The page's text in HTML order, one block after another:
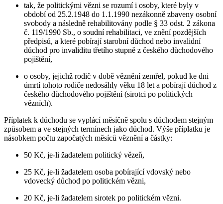
tak, že politickými vězni se rozumí i osoby, které byly v
období od 25.2.1948 do 1.1.1990 nezákonně zbaveny osobní
svobody a následně rehabilitovány podle § 33 odst. 2 zákona
č. 119/1990 Sb., o soudní rehabilitaci, ve znění pozdějších
předpisů, a které pobírají starobní důchod nebo invalidní
důchod pro invaliditu třetího stupně z českého důchodového
pojištění,
o osoby, jejichž rodič v době věznění zemřel, pokud ke dni
úmrtí tohoto rodiče nedosáhly věku 18 let a pobírají důchod z
českého důchodového pojištění (sirotci po politických
vězních).
Příplatek k důchodu se vyplácí měsíčně spolu s důchodem stejným
způsobem a ve stejných termínech jako důchod. Výše příplatku je
násobkem počtu započatých měsíců věznění a částky:
50 Kč, je-li žadatelem politický vězeň,
25 Kč, je-li žadatelem osoba pobírající vdovský nebo
vdovecký důchod po politickém vězni,
20 Kč, je-li žadatelem sirotek po politickém vězni.